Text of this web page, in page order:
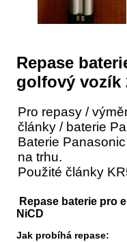
Repase
golfový vozík
Pro repasy /
články / baterie
Baterie
na trhu.
Použité články
Repase baterie pro
NiCD
Jak probíhá repase: